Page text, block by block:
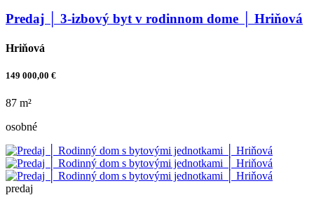
Predaj │ 3-izbový byt v rodinnom dome │ Hriňová
Hriňová
149 000,00 €
87 m²
osobné
predaj